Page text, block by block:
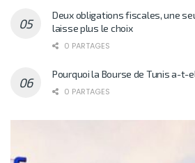
Deux obligations fiscales, une
laisse plus le choix
0 PARTAGES
Pourquoi la Bourse de Tunis a-t-
0 PARTAGES